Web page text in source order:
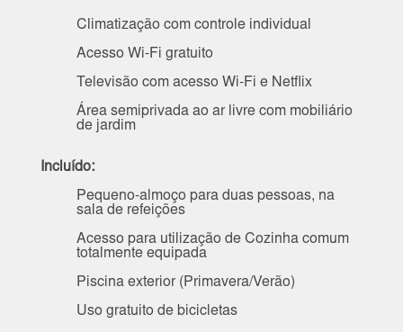
Climatização com controle individual
Acesso Wi-Fi gratuito
Televisão com acesso Wi-Fi e Netflix
Área semiprivada ao ar livre com mobiliário
de jardim
Incluído:
Pequeno-almoço para duas pessoas, na
sala de refeições
Acesso para utilização de Cozinha comum
totalmente equipada
Piscina exterior (Primavera/Verão)
Uso gratuito de bicicletas